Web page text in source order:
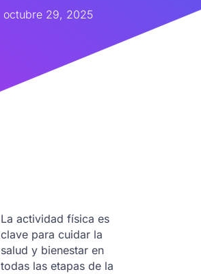
octubre 29, 2025
La actividad física es
clave para cuidar la
salud y bienestar en
todas las etapas de la